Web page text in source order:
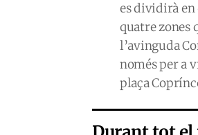
es dividirà en
quatre zones
l’avinguda
només per a
plaça